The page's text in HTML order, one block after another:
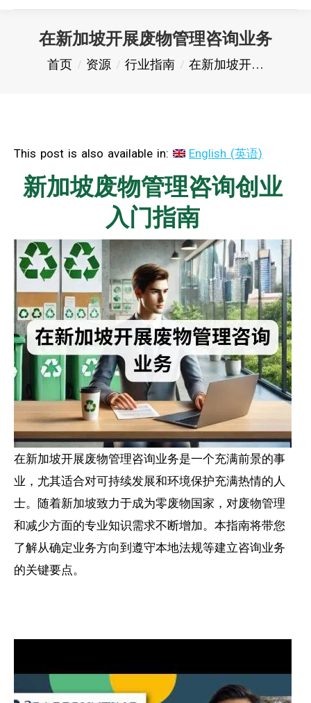
在新加坡开展废物管理咨询业务
您在这里：
首页 资源 行业指南 在新加坡开…
This post is also available in: English (英语)
新加坡废物管理咨询创业
入门指南
在新加坡开展废物管理咨询业务是一个充满前景的事
业，尤其适合对可持续发展和环境保护充满热情的人
士。随着新加坡致力于成为零废物国家，对废物管理
和减少方面的专业知识需求不断增加。本指南将带您
了解从确定业务方向到遵守本地法规等建立咨询业务
的关键要点。